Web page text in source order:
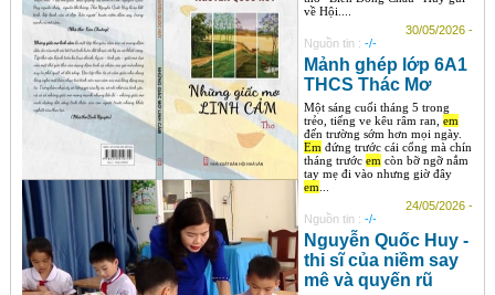
về Hội....
30/05/2026 -
Nguồn tin : -/-
Mảnh ghép lớp 6A1
THCS Thác Mơ
Một sáng cuối tháng 5 trong
trẻo, tiếng ve kêu râm ran, em
đến trường sớm hơn mọi ngày.
Emđứng trước cái cổng mà chín
tháng trước emcòn bỡ ngỡ nắm
tay mẹ đi vào nhưng giờ đây
em...
24/05/2026 -
Nguồn tin : -/-
Nguyễn Quốc Huy -
thi sĩ của niềm say
mê và quyến rũ